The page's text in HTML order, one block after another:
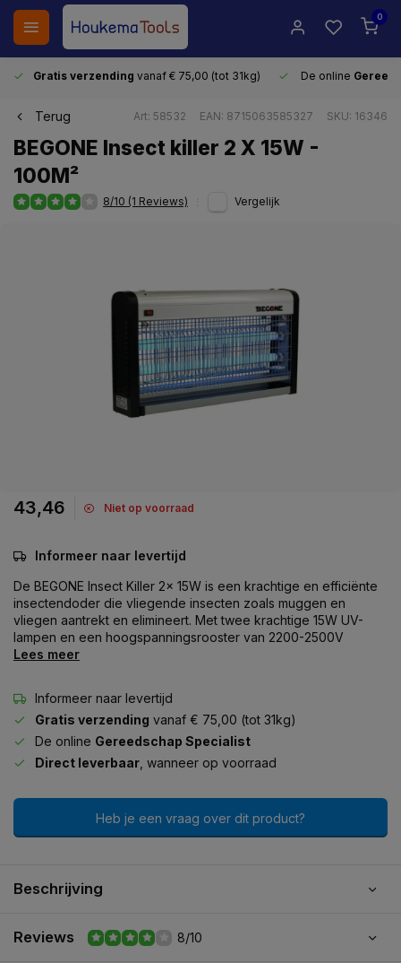
0
Gratis verzending vanaf € 75,00 (tot 31kg) De online
Terug Art: 58532 EAN: 8715063585327 SKU: 16346
BEGONE Insect killer 2 X 15W -
100M²
8/10 (1 Reviews) Vergelijk
43,46 Niet op voorraad
Informeer naar levertijd
De BEGONE Insect Killer 2x 15W is een krachtige en efficiënte
insectendoder die vliegende insecten zoals muggen en
vliegen aantrekt en elimineert. Met twee krachtige 15W UV-
lampen en een hoogspanningsrooster van 2200-2500V
Lees meer
Informeer naar levertijd
Gratis verzending vanaf € 75,00 (tot 31kg)
De online Gereedschap Specialist
Direct leverbaar , wanneer op voorraad
Heb je een vraag over dit product?
Beschrijving
Reviews 8/10